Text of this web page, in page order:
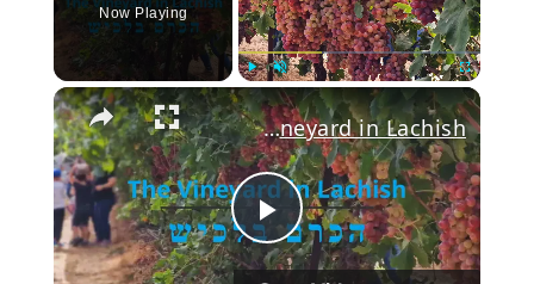
Play Unmute
Now Playing
Play
The vineyard in Lachish